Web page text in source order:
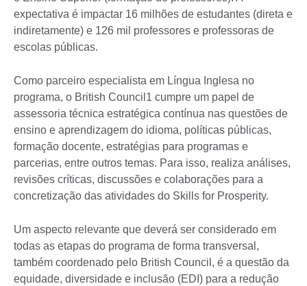
expectativa é impactar 16 milhões de estudantes (direta e
indiretamente) e 126 mil professores e professoras de
escolas públicas.
Como parceiro especialista em Língua Inglesa no
programa, o British Council1 cumpre um papel de
assessoria técnica estratégica contínua nas questões de
ensino e aprendizagem do idioma, políticas públicas,
formação docente, estratégias para programas e
parcerias, entre outros temas. Para isso, realiza análises,
revisões críticas, discussões e colaborações para a
concretização das atividades do Skills for Prosperity.
Um aspecto relevante que deverá ser considerado em
todas as etapas do programa de forma transversal,
também coordenado pelo British Council, é a questão da
equidade, diversidade e inclusão (EDI) para a redução